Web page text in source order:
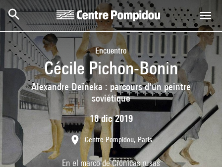
Skip to main content
Centre Pompidou
Encuentro
Cécile Pichon-Bonin
Alexandre Deïneka : parcours d'un peintre
soviétique
18 dic 2019
Centre Pompidou, Paris
En el marco deCrónicas rusas